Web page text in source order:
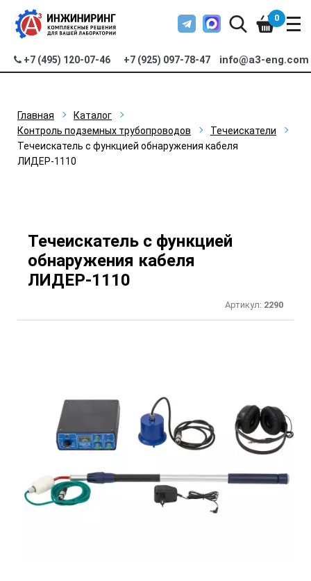
+7 (495) 120-07-46 +7 (925) 097-78-47 info@a3-eng.com
0
Главная
Каталог
Контроль подземных трубопроводов
Течеискатели
Течеискатель с функцией обнаружения кабеля
ЛИДЕР-1110
Течеискатель с функцией
обнаружения кабеля
ЛИДЕР-1110
Артикул: 2290